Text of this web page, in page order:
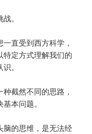
。
直受到西方科学，
特定方式理解我们的
。
截然不同的思路，
本问题。
脑的思维，是无法经